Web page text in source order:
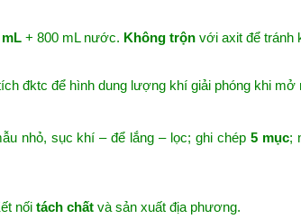
mL + 800 mL nước. Không trộn với axit để tránh
đktc để hình dung lượng khí giải phóng khi mở
nhỏ, sục khí – để lắng – lọc; ghi chép 5 mục;
nối tách chất và sản xuất địa phương.